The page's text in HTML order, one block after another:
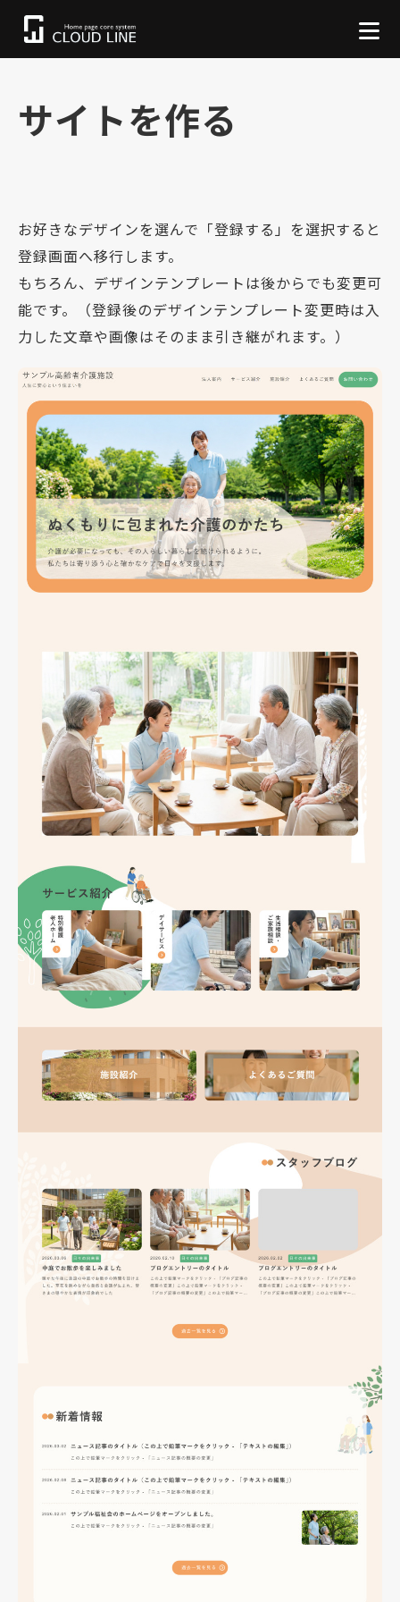
サイトを作る
お好きなデザインを選んで「登録する」を選択すると
登録画面へ移行します。
もちろん、デザインテンプレートは後からでも変更可
能です。（登録後のデザインテンプレート変更時は入
力した文章や画像はそのまま引き継がれます。）